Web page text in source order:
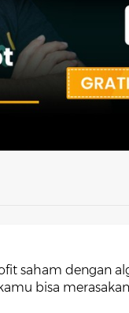
saham dengan
bisa